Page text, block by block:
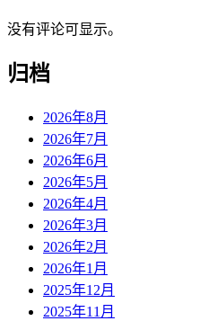
没有评论可显示。
归档
2026年8月
2026年7月
2026年6月
2026年5月
2026年4月
2026年3月
2026年2月
2026年1月
2025年12月
2025年11月